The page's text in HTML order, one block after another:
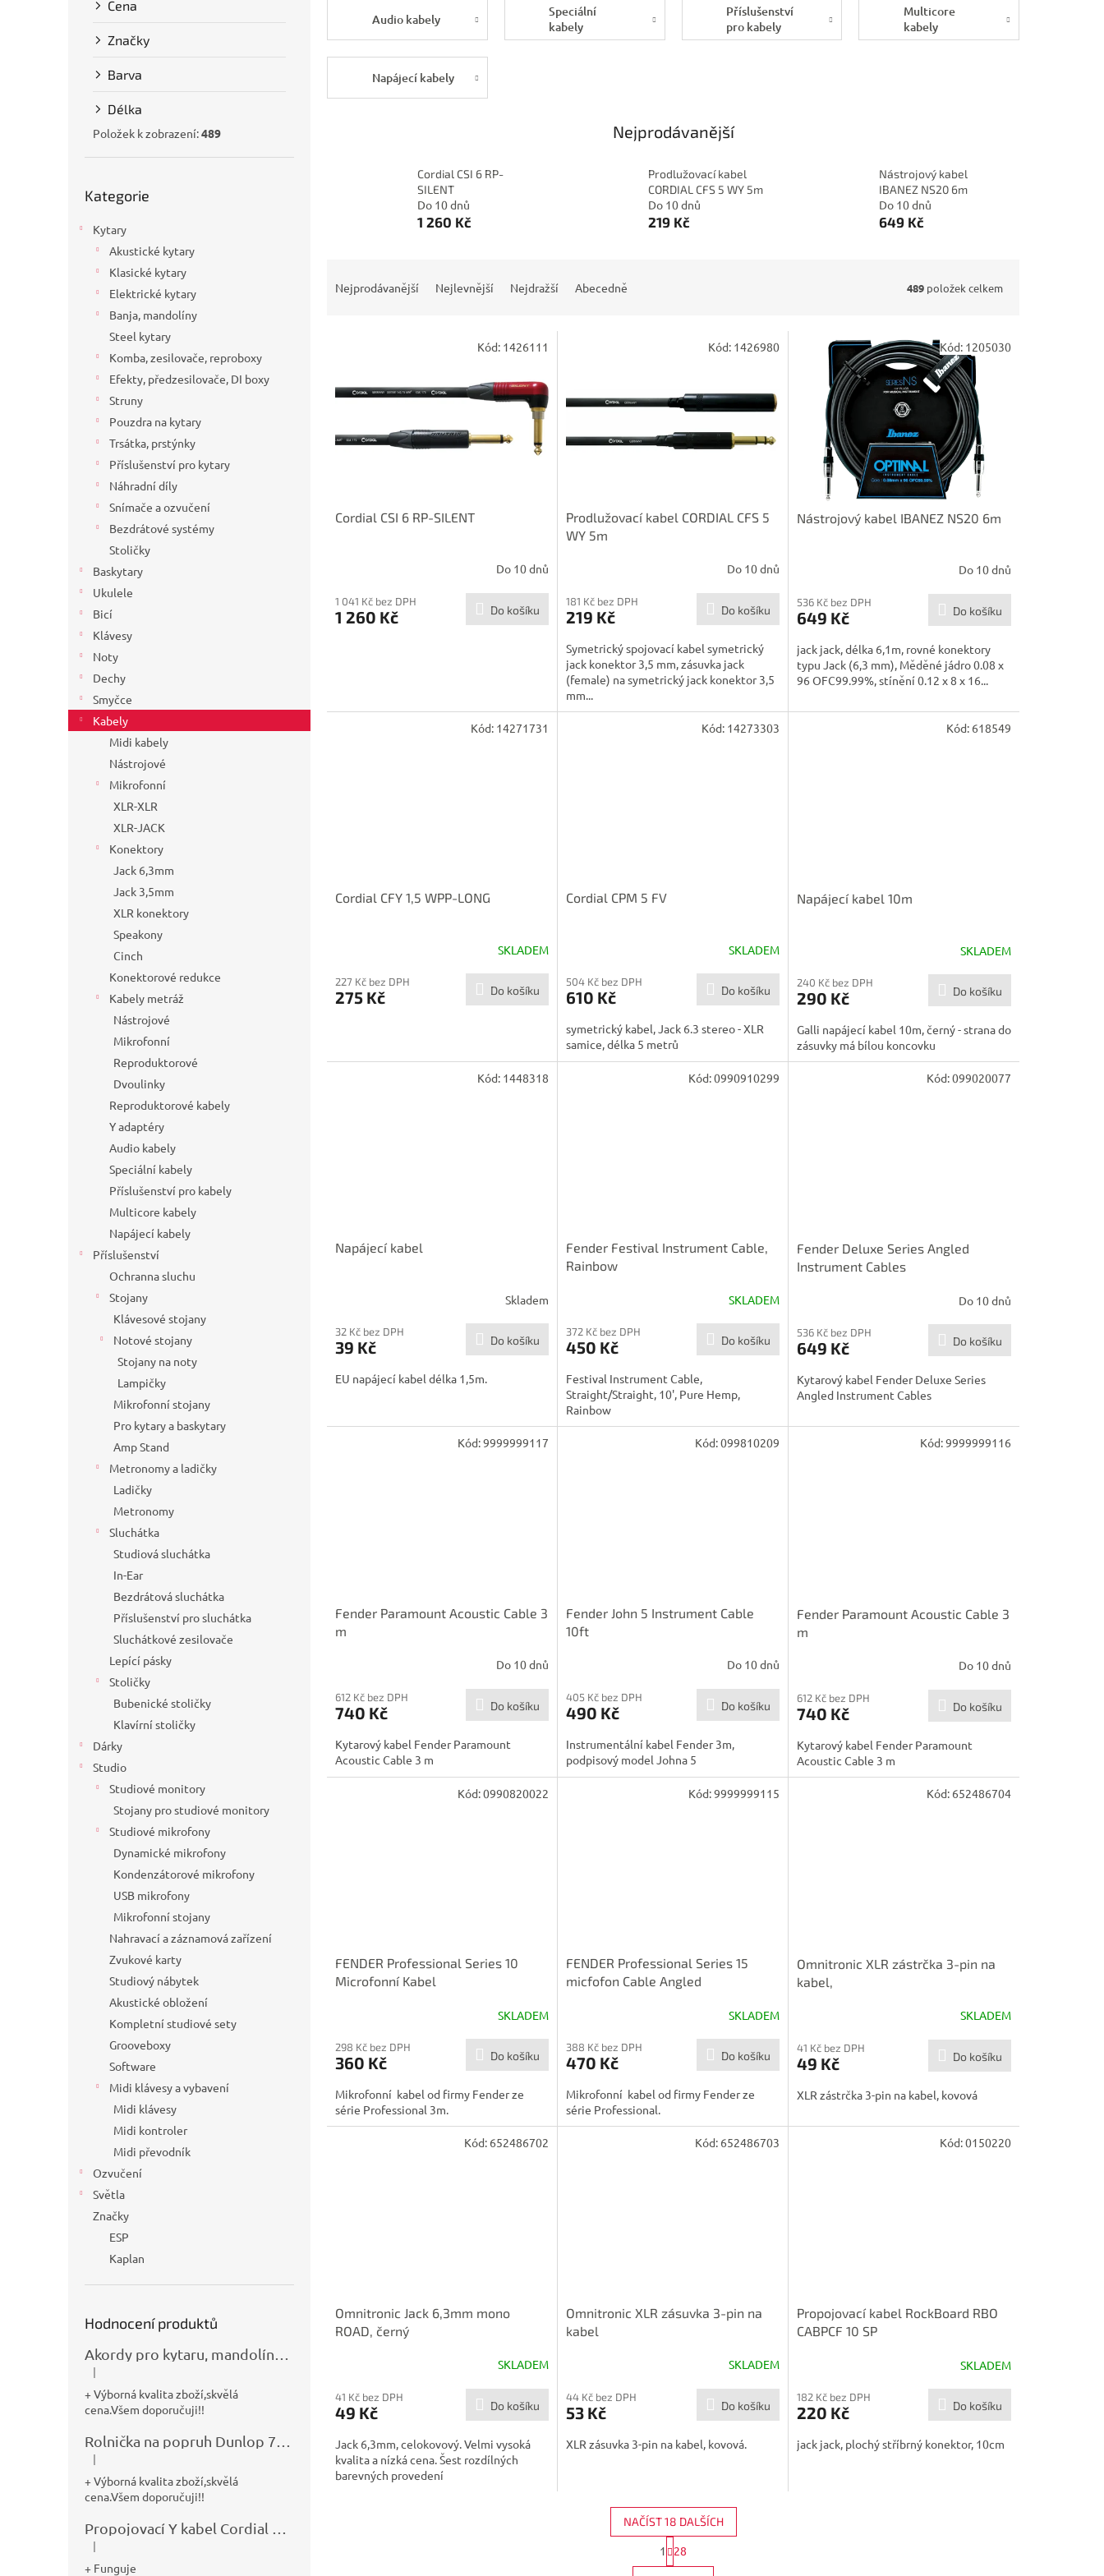
Cena
Značky
Barva
Délka
Položek k zobrazení:489
kategorie
Kategorie
Kytary
Akustické kytary
Klasické kytary
Elektrické kytary
Banja, mandolíny
Steel kytary
Komba, zesilovače, reproboxy
Efekty, předzesilovače, DI boxy
Struny
Pouzdra na kytary
Trsátka, prstýnky
Příslušenství pro kytary
Náhradní díly
Snímače a ozvučení
Bezdrátové systémy
Stoličky
Baskytary
Ukulele
Bicí
Klávesy
Noty
Dechy
Smyčce
Kabely
Midi kabely
Nástrojové
Mikrofonní
XLR-XLR
XLR-JACK
Konektory
Jack 6,3mm
Jack 3,5mm
XLR konektory
Speakony
Cinch
Konektorové redukce
Kabely metráž
Nástrojové
Mikrofonní
Reproduktorové
Dvoulinky
Reproduktorové kabely
Y adaptéry
Audio kabely
Speciální kabely
Příslušenství pro kabely
Multicore kabely
Napájecí kabely
Příslušenství
Ochranna sluchu
Stojany
Klávesové stojany
Notové stojany
Stojany na noty
Lampičky
Mikrofonní stojany
Pro kytary a baskytary
Amp Stand
Metronomy a ladičky
Ladičky
Metronomy
Sluchátka
Studiová sluchátka
In-Ear
Bezdrátová sluchátka
Příslušenství pro sluchátka
Sluchátkové zesilovače
Lepící pásky
Stoličky
Bubenické stoličky
Klavírní stoličky
Dárky
Studio
Studiové monitory
Stojany pro studiové monitory
Studiové mikrofony
Dynamické mikrofony
Kondenzátorové mikrofony
USB mikrofony
Mikrofonní stojany
Nahravací a záznamová zařízení
Zvukové karty
Studiový nábytek
Akustické obložení
Kompletní studiové sety
Grooveboxy
Software
Midi klávesy a vybavení
Midi klávesy
Midi kontroler
Midi převodník
Ozvučení
Světla
Značky
ESP
Kaplan
Hodnocení produktů
Hodnocení produktu je 5 z 5 hvězdiček.
|
+ Výborná kvalita zboží,skvělá
cena.Všem doporučuji!!
Hodnocení produktu je 5 z 5 hvězdiček.
|
+ Výborná kvalita zboží,skvělá
cena.Všem doporučuji!!
Hodnocení produktu je 5 z 5 hvězdiček.
|
+ Funguje
Audio kabely
Speciální
kabely
Příslušenství
pro kabely
Multicore
kabely
Napájecí kabely
Nejprodávanější
Cordial CSI 6 RP-
SILENT
Do 10 dnů
1 260 Kč
Prodlužovací kabel
CORDIAL CFS 5 WY 5m
Do 10 dnů
219 Kč
Nástrojový kabel
IBANEZ NS20 6m
Do 10 dnů
649 Kč
Nejprodávanější Nejlevnější Nejdražší Abecedně 489 položek celkem
p
Cordial CSI 6 RP-SILENT
Do 10 dnů
1 041 Kč bez DPH
1 260 Kč Do košíku
Kód: 1426111
Prodlužovací kabel CORDIAL CFS 5
WY 5m
Do 10 dnů
181 Kč bez DPH
219 Kč Do košíku
Symetrický spojovací kabel symetrický
jack konektor 3,5 mm, zásuvka jack
(female) na symetrický jack konektor 3,5
mm...
Kód: 1426980
Nástrojový kabel IBANEZ NS20 6m
Do 10 dnů
536 Kč bez DPH
649 Kč Do košíku
jack jack, délka 6,1m, rovné konektory
typu Jack (6,3 mm), Měděné jádro 0.08 x
96 OFC99.99%, stínění 0.12 x 8 x 16...
Kód: 1205030
Cordial CFY 1,5 WPP-LONG
SKLADEM
227 Kč bez DPH
275 Kč Do košíku
Kód: 14271731
Cordial CPM 5 FV
SKLADEM
504 Kč bez DPH
610 Kč Do košíku
symetrický kabel, Jack 6.3 stereo - XLR
samice, délka 5 metrů
Kód: 14273303
Napájecí kabel 10m
SKLADEM
240 Kč bez DPH
290 Kč Do košíku
Galli napájecí kabel 10m, černý - strana do
zásuvky má bílou koncovku
Kód: 618549
Napájecí kabel
Skladem
32 Kč bez DPH
39 Kč Do košíku
EU napájecí kabel délka 1,5m.
Kód: 1448318
Fender Festival Instrument Cable,
Rainbow
SKLADEM
372 Kč bez DPH
450 Kč Do košíku
Festival Instrument Cable,
Straight/Straight, 10', Pure Hemp,
Rainbow
Kód:0990910299
Fender Deluxe Series Angled
Instrument Cables
Do 10 dnů
536 Kč bez DPH
649 Kč Do košíku
Kytarový kabel Fender Deluxe Series
Angled Instrument Cables
Kód:099020077
Fender Paramount Acoustic Cable 3
m
Do 10 dnů
612 Kč bez DPH
740 Kč Do košíku
Kytarový kabel Fender Paramount
Acoustic Cable 3 m
Kód:9999999117
Fender John 5 Instrument Cable
10ft
Do 10 dnů
405 Kč bez DPH
490 Kč Do košíku
Instrumentální kabel Fender 3m,
podpisový model Johna 5
Kód:099810209
Fender Paramount Acoustic Cable 3
m
Do 10 dnů
612 Kč bez DPH
740 Kč Do košíku
Kytarový kabel Fender Paramount
Acoustic Cable 3 m
Kód:9999999116
FENDER Professional Series 10
Microfonní Kabel
SKLADEM
298 Kč bez DPH
360 Kč Do košíku
Mikrofonní kabel od firmy Fender ze
série Professional 3m.
Kód:0990820022
FENDER Professional Series 15
micfofon Cable Angled
SKLADEM
388 Kč bez DPH
470 Kč Do košíku
Mikrofonní kabel od firmy Fender ze
série Professional.
Kód:9999999115
Omnitronic XLR zástrčka 3-pin na
kabel,
SKLADEM
41 Kč bez DPH
49 Kč Do košíku
XLR zástrčka 3-pin na kabel, kovová
Kód: 652486704
Omnitronic Jack 6,3mm mono
ROAD, černý
SKLADEM
41 Kč bez DPH
49 Kč Do košíku
Jack 6,3mm, celokovový. Velmi vysoká
kvalita a nízká cena. Šest rozdílných
barevných provedení
Kód: 652486702
Omnitronic XLR zásuvka 3-pin na
kabel
SKLADEM
44 Kč bez DPH
53 Kč Do košíku
XLR zásuvka 3-pin na kabel, kovová.
Kód: 652486703
Propojovací kabel RockBoard RBO
CABPCF 10 SP
SKLADEM
182 Kč bez DPH
220 Kč Do košíku
jack jack, plochý stříbrný konektor, 10cm
Kód:0150220
O
NAČÍST 18 DALŠÍCH
S
t
r
1 28